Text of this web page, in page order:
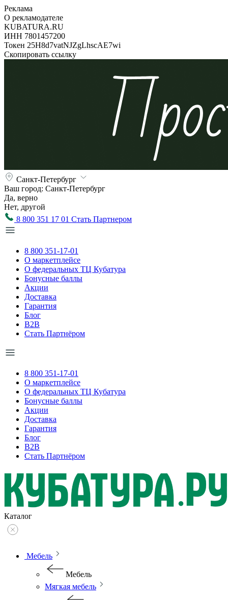
Реклама
О рекламодателе
KUBATURA.RU
ИНН 7801457200
Токен 25H8d7vatNJZgLhscAE7wi
Скопировать ссылку
Санкт-Петербург
Ваш город: Санкт-Петербург
Да, верно
Нет, другой
8 800 351 17 01 Стать Партнером
8 800 351-17-01
О маркетплейсе
О федеральных ТЦ Кубатура
Бонусные баллы
Акции
Доставка
Гарантия
Блог
B2B
Стать Партнёром
8 800 351-17-01
О маркетплейсе
О федеральных ТЦ Кубатура
Бонусные баллы
Акции
Доставка
Гарантия
Блог
B2B
Стать Партнёром
Каталог
Мебель
Мебель
Мягкая мебель